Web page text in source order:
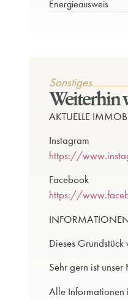
Energieausweis
Sonstiges
Weiterhin
AKTUELLE
Instagram
https://
Facebook
https://
Dieses
Sehr gern ist
Alle Informationen